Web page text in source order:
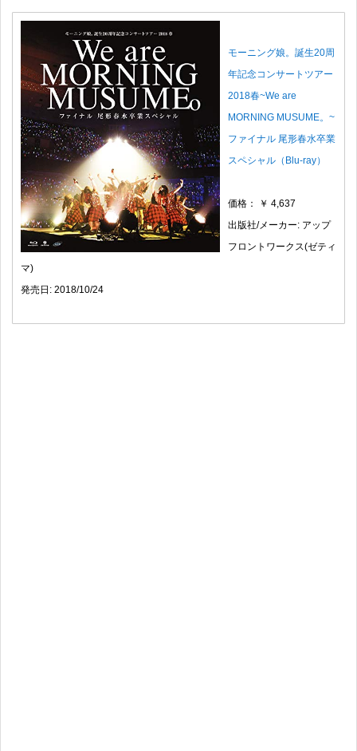
モーニング娘。誕生20周
年記念コンサートツアー
2018春~We are
MORNING MUSUME。~
ファイナル 尾形春水卒業
スペシャル（Blu-ray）
価格： ￥ 4,637
出版社/メーカー: アップ
フロントワークス(ゼティ
マ)
発売日: 2018/10/24